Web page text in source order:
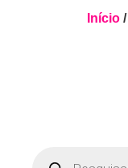
Início/